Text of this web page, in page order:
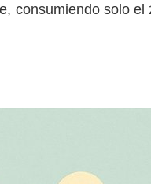
consumiendo solo